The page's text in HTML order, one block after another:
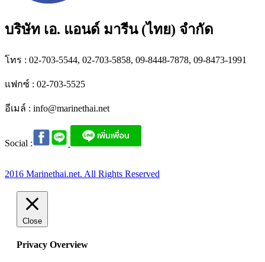
บริษัท เอ. แอนด์ มารีน (ไทย) จำกัด
โทร : 02-703-5544, 02-703-5858, 09-8448-7878, 09-8473-1991
แฟกซ์ : 02-703-5525
อีเมล์ : info@marinethai.net
Social :
2016 Marinethai.net. All Rights Reserved
Close
Privacy Overview